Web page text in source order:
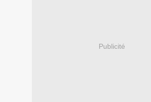
Publicité